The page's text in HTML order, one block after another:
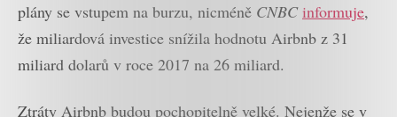
plány se vstupem na burzu, nicméně CNBC informuje,
že miliardová investice snížila hodnotu Airbnb z 31
miliard dolarů v roce 2017 na 26 miliard.
Ztráty Airbnb budou pochopitelně velké. Nejenže se v